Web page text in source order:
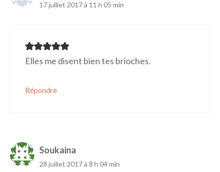
17 juillet 2017 à 11 h 05 min
Elles me disent bien tes brioches.
Répondre
Soukaina
28 juillet 2017 à 8 h 04 min